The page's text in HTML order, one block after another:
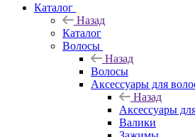
Каталог
Назад
Каталог
Волосы
Назад
Волосы
Аксессуары для
Назад
Аксессуары
Валики